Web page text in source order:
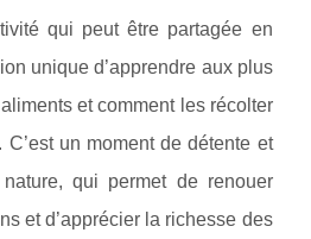
qui peut être partagée en
unique d’apprendre aux plus
et comment les récolter
un moment de détente et
qui permet de renouer
et d’apprécier la richesse des